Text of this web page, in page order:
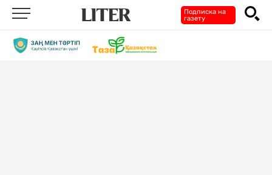
Подписка на
газету